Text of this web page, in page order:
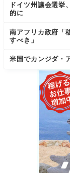
ドイツ州議会選挙
的に
南アフリカ政府「
すべき」
米国でカンジダ・